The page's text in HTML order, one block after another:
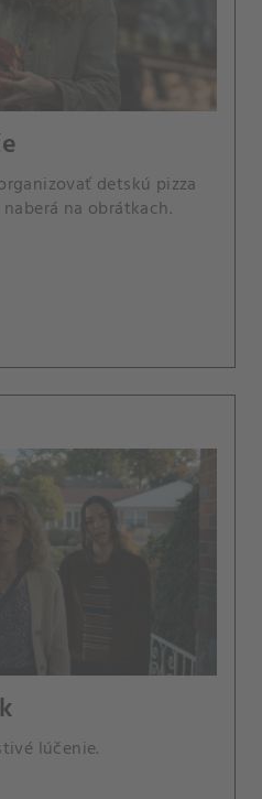
detskú pizza
na obrátkach.
lúčenie.